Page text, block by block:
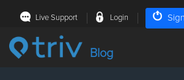
Live Support Login
Blog